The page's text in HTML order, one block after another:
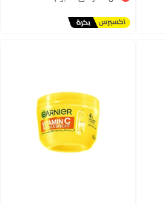
أقل سعر في 30 يوم